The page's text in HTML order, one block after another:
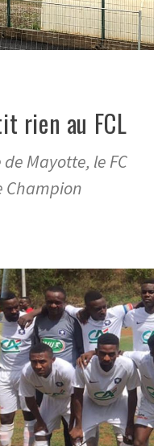
rien au FCL
Mayotte, le FC
Champion